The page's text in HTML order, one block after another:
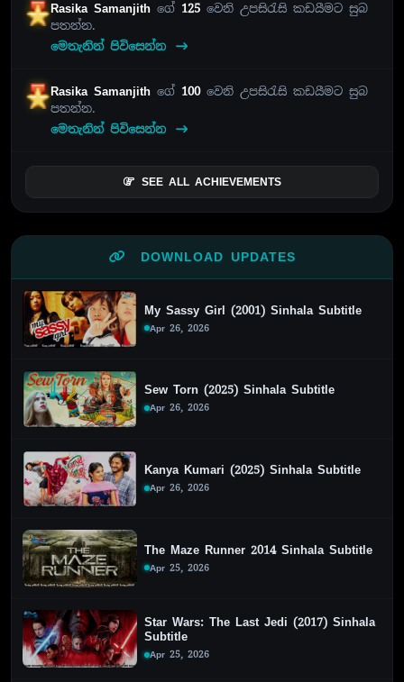
Rasika Samanjithගේ 125 වෙනි උපසිරැසි කඩයීමට සුබ
පතන්න.
මෙතැනින් පිවිසෙන්න
Rasika Samanjithගේ 100වෙනි උපසිරැසි කඩයීමට සුබ
පතන්න.
මෙතැනින් පිවිසෙන්න
SEE ALL ACHIEVEMENTS
DOWNLOAD UPDATES
My Sassy Girl (2001) Sinhala Subtitle
Apr 26, 2026
Sew Torn (2025) Sinhala Subtitle
Apr 26, 2026
Kanya Kumari (2025) Sinhala Subtitle
Apr 26, 2026
The Maze Runner 2014 Sinhala Subtitle
Apr 25, 2026
Star Wars: The Last Jedi (2017) Sinhala
Subtitle
Apr 25, 2026